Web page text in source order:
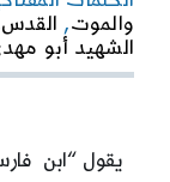
والموت, القدس
الشهيد أبو
يقول “ابن